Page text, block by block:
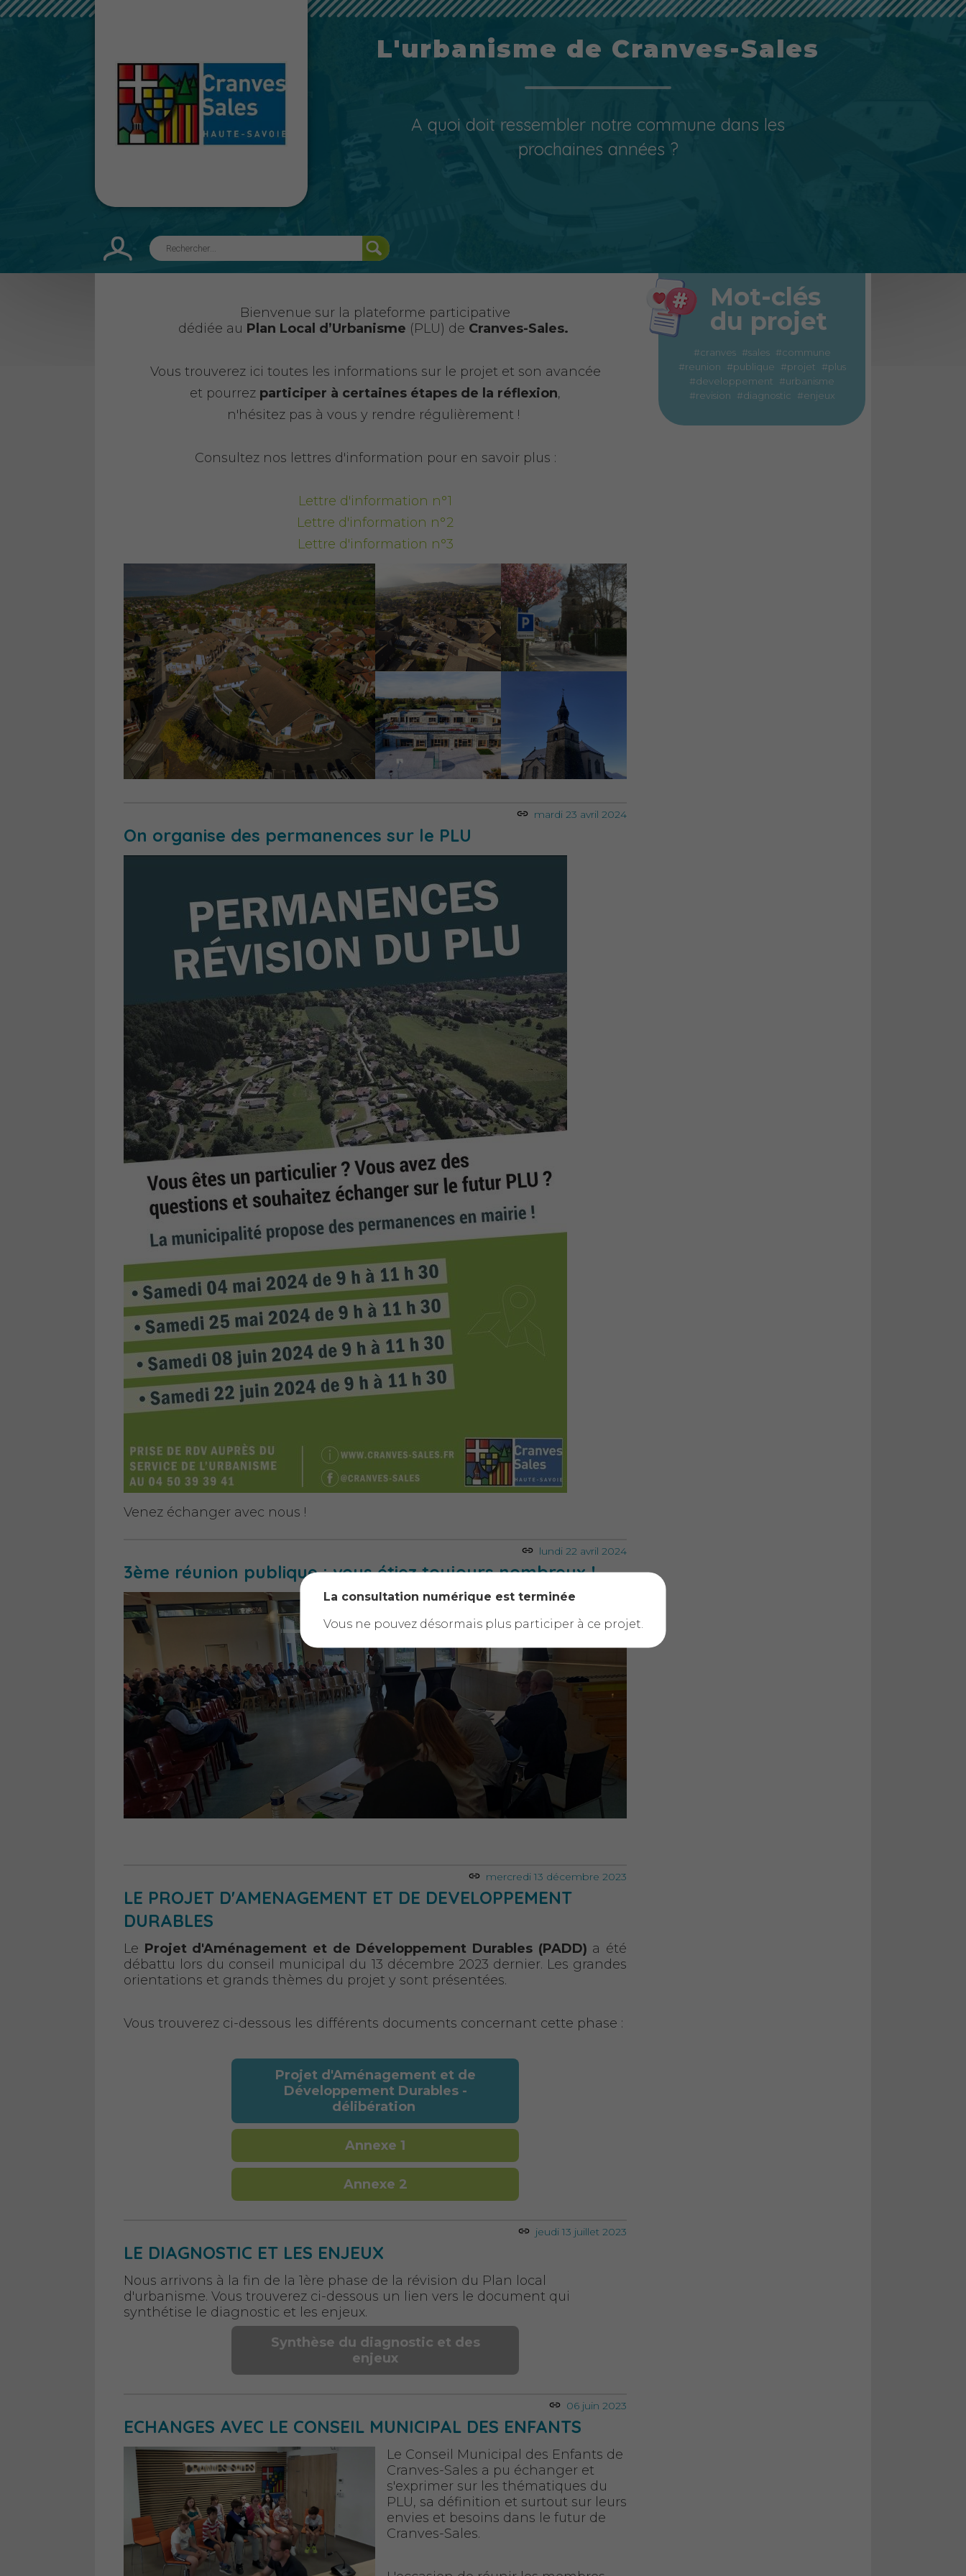
L'urbanisme de Cranves-Sales
A quoi doit ressembler notre commune dans les
prochaines années ?
Bienvenue sur la plateforme participative
dédiée au Plan Local d’Urbanisme (PLU) de Cranves-Sales.
Vous trouverez ici toutes les informations sur le projet et son avancée
et pourrez participer à certaines étapes de la réflexion,
n'hésitez pas à vous y rendre régulièrement !
Consultez nos lettres d'information pour en savoir plus :
Lettre d'information n°1
Lettre d'information n°2
Lettre d'information n°3
mardi 23 avril 2024
On organise des permanences sur le PLU
Venez échanger avec nous !
lundi 22 avril 2024
3ème réunion publique : vous étiez toujours nombreux !
mercredi 13 décembre 2023
LE PROJET D'AMENAGEMENT ET DE DEVELOPPEMENT
DURABLES
Le Projet d'Aménagement et de Développement Durables (PADD) a été
débattu lors du conseil municipal du 13 décembre 2023 dernier. Les grandes
orientations et grands thèmes du projet y sont présentées.
Vous trouverez ci-dessous les différents documents concernant cette phase :
Projet d'Aménagement et de
Développement Durables -
délibération
Annexe 1
Annexe 2
jeudi 13 juillet 2023
LE DIAGNOSTIC ET LES ENJEUX
Nous arrivons à la fin de la 1ère phase de la révision du Plan local
d'urbanisme. Vous trouverez ci-dessous un lien vers le document qui
synthétise le diagnostic et les enjeux.
Synthèse du diagnostic et des
enjeux
06 juin 2023
ECHANGES AVEC LE CONSEIL MUNICIPAL DES ENFANTS
Le Conseil Municipal des Enfants de
Cranves-Sales a pu échanger et
s'exprimer sur les thématiques du
PLU, sa définition et surtout sur leurs
envies et besoins dans le futur de
Cranves-Sales.
Mot-clés
du projet
#cranves #sales #commune
#reunion
#publique #projet
#plus
#developpement
#urbanisme
#revision
#diagnostic #enjeux
La consultation numérique est terminée
Vous ne pouvez désormais plus participer à ce projet.